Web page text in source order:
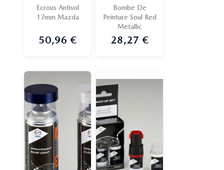
Ecrous Antivol
17mm Mazda
Prix
50,96 €
Bombe De
Peinture Soul Red
Metallic
Prix
28,27 €